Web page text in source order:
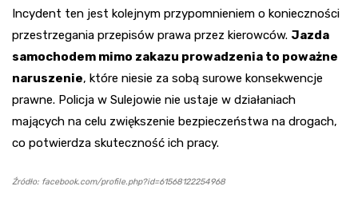
Incydent ten jest kolejnym przypomnieniem o konieczności
przestrzegania przepisów prawa przez kierowców. Jazda
samochodem mimo zakazu prowadzenia to poważne
naruszenie, które niesie za sobą surowe konsekwencje
prawne. Policja w Sulejowie nie ustaje w działaniach
mających na celu zwiększenie bezpieczeństwa na drogach,
co potwierdza skuteczność ich pracy.
Źródło: facebook.com/profile.php?id=61568122254968